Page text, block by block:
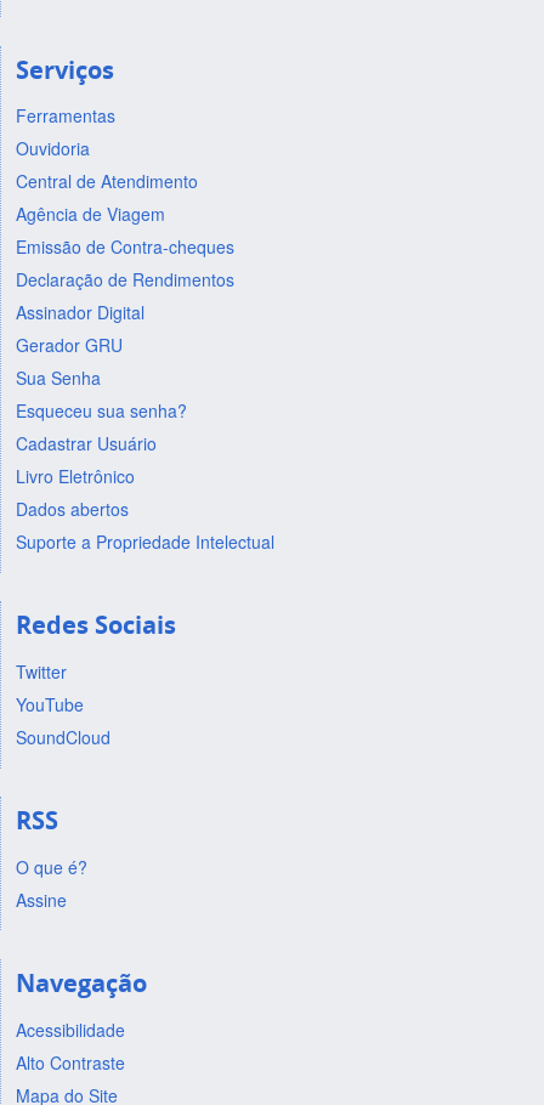
Serviços
Ferramentas
Ouvidoria
Central de Atendimento
Agência de Viagem
Emissão de Contra-cheques
Declaração de Rendimentos
Assinador Digital
Gerador GRU
Sua Senha
Esqueceu sua senha?
Cadastrar Usuário
Livro Eletrônico
Dados abertos
Suporte a Propriedade Intelectual
Redes Sociais
Twitter
YouTube
SoundCloud
RSS
O que é?
Assine
Navegação
Acessibilidade
Alto Contraste
Mapa do Site